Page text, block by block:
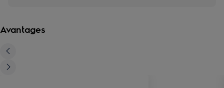
Avantages